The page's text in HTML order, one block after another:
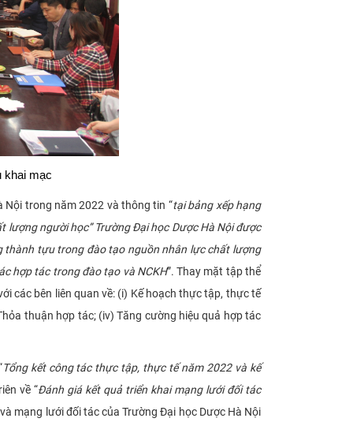
khai mạc
Nội trong năm 2022 và thông tin “tại bảng xếp hạng
lượng người học” Trường Đại học Dược Hà Nội được
thành tựu trong đào tạo nguồn nhân lực chất lượng
hợp tác trong đào tạo và NCKH”. Thay mặt tập thể
các bên liên quan về: (i) Kế hoạch thực tập, thực tế
thuận hợp tác; (iv) Tăng cường hiệu quả hợp tác
Tổng kết công tác thực tập, thực tế năm 2022 và kế
về “Đánh giá kết quả triển khai mạng lưới đối tác
mạng lưới đối tác của Trường Đại học Dược Hà Nội